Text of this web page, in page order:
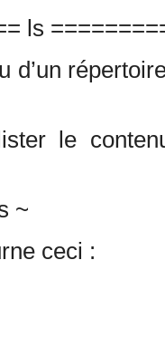
ls
d’un
le
~
ceci :